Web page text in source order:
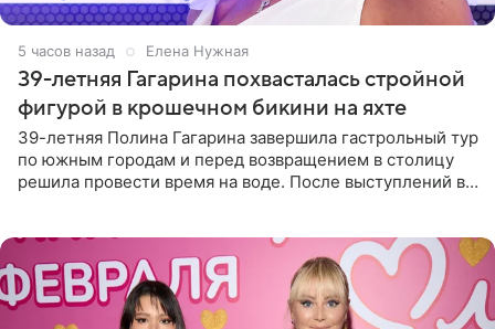
5 часов назад Елена Нужная
39-летняя Гагарина похвасталась стройной
фигурой в крошечном бикини на яхте
39-летняя Полина Гагарина завершила гастрольный тур
по южным городам и перед возвращением в столицу
решила провести время на воде. После выступлений в